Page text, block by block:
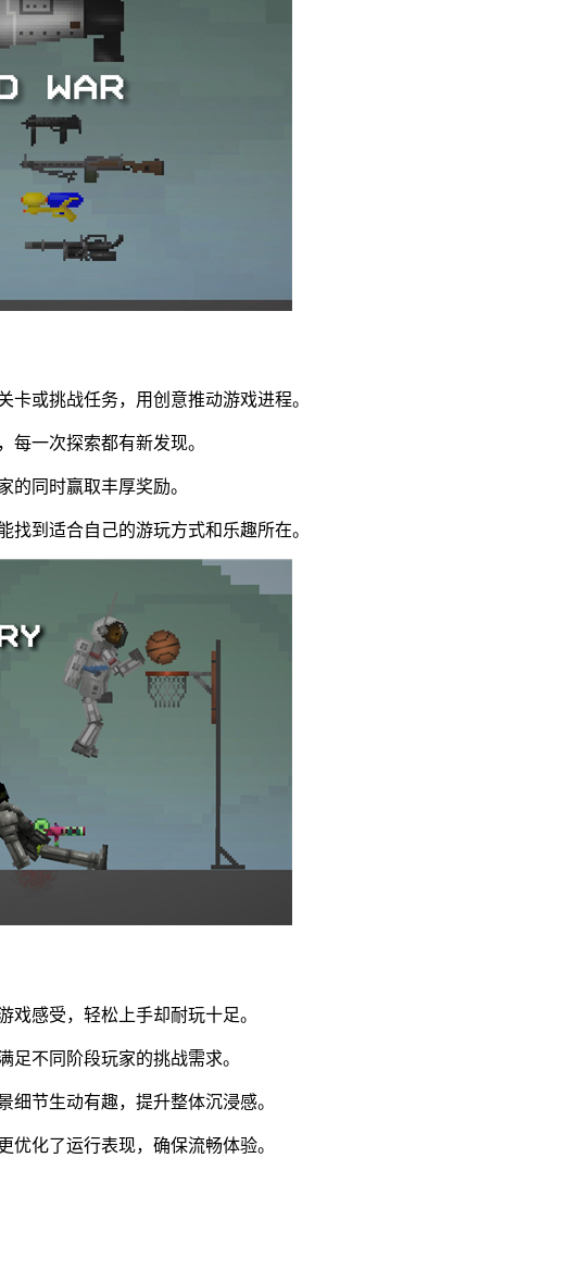
或挑战任务，用创意推动游戏进程。
每一次探索都有新发现。
的同时赢取丰厚奖励。
到适合自己的游玩方式和乐趣所在。
戏感受，轻松上手却耐玩十足。
足不同阶段玩家的挑战需求。
细节生动有趣，提升整体沉浸感。
优化了运行表现，确保流畅体验。